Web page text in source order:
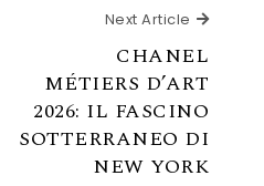
Next Article Next
CHANEL
MÉTIERS D’ART
2026: IL FASCINO
SOTTERRANEO DI
NEW YORK